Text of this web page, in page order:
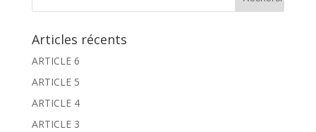
Articles récents
ARTICLE 6
ARTICLE 5
ARTICLE 4
ARTICLE 3